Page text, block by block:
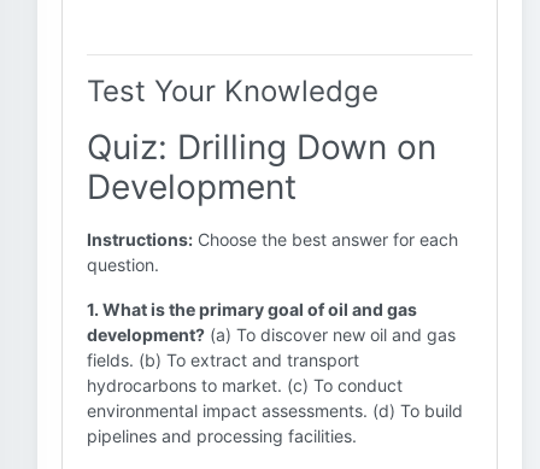
Test Your Knowledge
Quiz: Drilling Down on
Development
Instructions: Choose the best answer for each
question.
1. What is the primary goal of oil and gas
development? (a) To discover new oil and gas
fields. (b) To extract and transport
hydrocarbons to market. (c) To conduct
environmental impact assessments. (d) To build
pipelines and processing facilities.